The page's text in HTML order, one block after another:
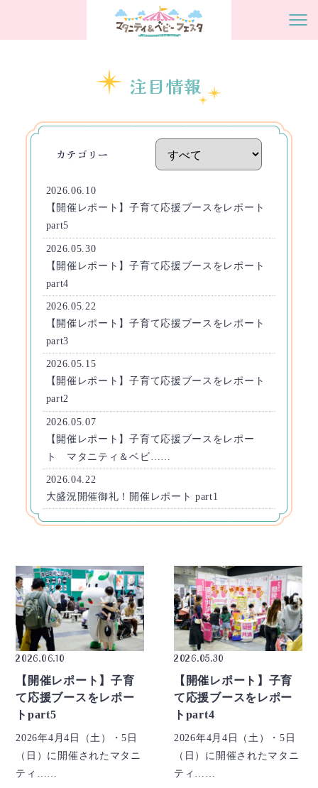
注目情報
カテゴリー
2026.06.10
【開催レポート】子育て応援ブースをレポート
part5
2026.05.30
【開催レポート】子育て応援ブースをレポート
part4
2026.05.22
【開催レポート】子育て応援ブースをレポート
part3
2026.05.15
【開催レポート】子育て応援ブースをレポート
part2
2026.05.07
【開催レポート】子育て応援ブースをレポー
ト マタニティ＆ベビ……
2026.04.22
大盛況開催御礼！開催レポート part1
2026.06.10
【開催レポート】子育
て応援ブースをレポー
トpart5
2026年4月4日（土）・5日
（日）に開催されたマタニ
ティ……
2026.05.30
【開催レポート】子育
て応援ブースをレポー
トpart4
2026年4月4日（土）・5日
（日）に開催されたマタニ
ティ……